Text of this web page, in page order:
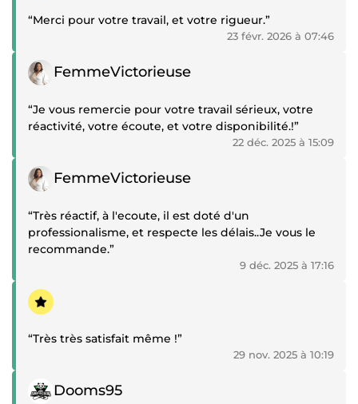
“Merci pour votre travail, et votre rigueur.”
23 févr. 2026 à 07:46
Témoignage positif
FemmeVictorieuse
“Je vous remercie pour votre travail sérieux, votre
réactivité, votre écoute, et votre disponibilité.!”
22 déc. 2025 à 15:09
Témoignage positif
FemmeVictorieuse
“Très réactif, à l'ecoute, il est doté d'un
professionalisme, et respecte les délais..Je vous le
recommande.”
9 déc. 2025 à 17:16
Témoignage positif
“Très très satisfait même !”
29 nov. 2025 à 10:19
Témoignage positif
Dooms95